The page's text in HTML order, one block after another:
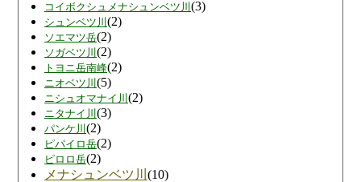
コイボクシュメナシュンベツ川 (3)
シュンベツ川 (2)
ソエマツ岳(2)
ソガベツ川 (2)
トヨニ岳南峰(2)
ニオベツ川 (5)
ニシュオマナイ川 (2)
ニタナイ川 (3)
パンケ川 (2)
ピパイロ岳(2)
ピロロ岳(2)
メナシュンベツ川 (10)